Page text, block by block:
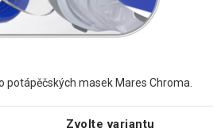
potápěčských masek Mares Chroma.
Zvolte variantu